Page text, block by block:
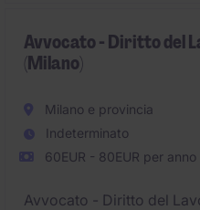
Avvocato - Diritto del
(Milano)
Milano e provincia
Indeterminato
60EUR - 80EUR per anno
Avvocato - Diritto del